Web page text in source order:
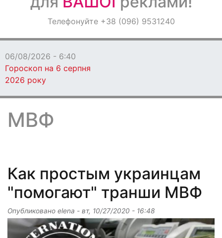
ОголошенняТелефонуйте +38 (096) 9531240
06/08/2026 - 6:00
компанією на відпочинку в Ніцці (фото)
МВФ
Как простым украинцам
"помогают" транши МВФ
Опубликовано elena - вт, 10/27/2020 - 16:48